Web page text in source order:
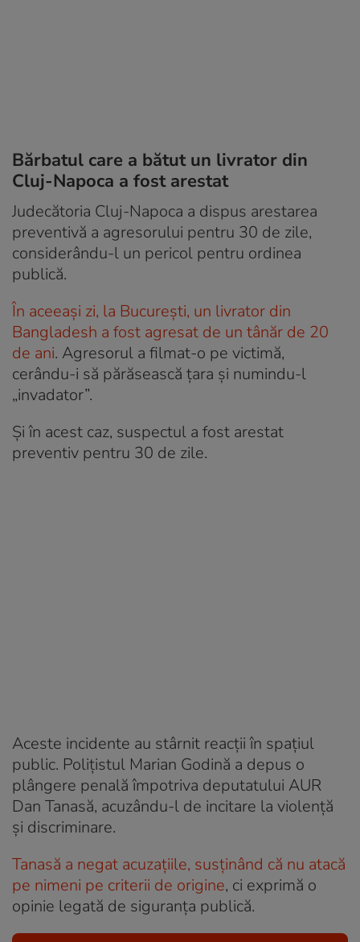
Bărbatul care a bătut un livrator din
Cluj-Napoca a fost arestat
Judecătoria Cluj-Napoca a dispus arestarea
preventivă a agresorului pentru 30 de zile,
considerându-l un pericol pentru ordinea
publică.
În aceeași zi, la București, un livrator din
Bangladesh a fost agresat de un tânăr de 20
de ani. Agresorul a filmat-o pe victimă,
cerându-i să părăsească țara și numindu-l
„invadator”.
Și în acest caz, suspectul a fost arestat
preventiv pentru 30 de zile.
Aceste incidente au stârnit reacții în spațiul
public. Polițistul Marian Godină a depus o
plângere penală împotriva deputatului AUR
Dan Tanasă, acuzându-l de incitare la violență
și discriminare.
Tanasă a negat acuzațiile, susținând că nu atacă
pe nimeni pe criterii de origine, ci exprimă o
opinie legată de siguranța publică.